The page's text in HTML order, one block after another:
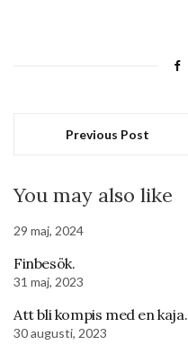
Previous Post
You may also like
29 maj, 2024
Finbesök.
31 maj, 2023
Att bli kompis med en kaja.
30 augusti, 2023